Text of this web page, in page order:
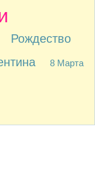
Рождество
8 Марта